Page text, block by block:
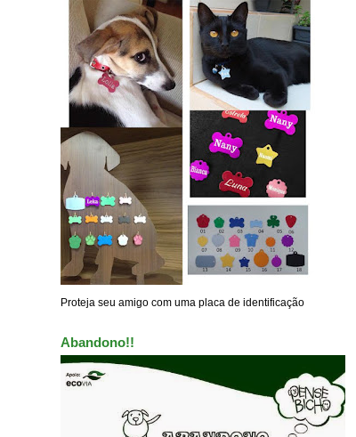
Proteja seu amigo com uma placa de identificação
Abandono!!